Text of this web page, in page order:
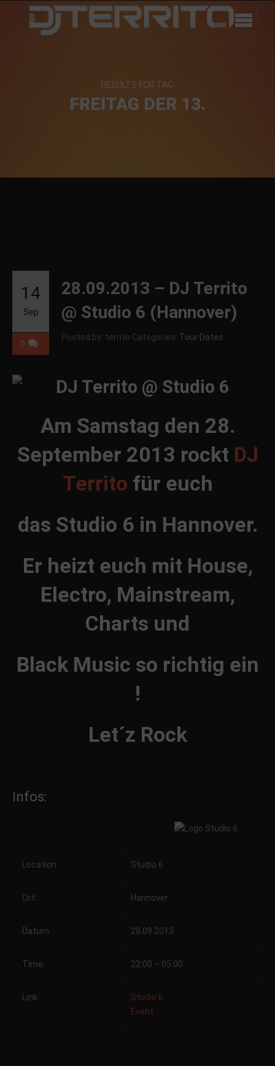
RESULTS FOR TAG:
FREITAG DER 13.
28.09.2013 – DJ Territo
@ Studio 6 (Hannover)
Posted by: territo Categories: Tour Dates
14
Sep
0
Am Samstag den 28.
September 2013 rockt DJ
Territo für euch
das Studio 6 in Hannover.
Er heizt euch mit House,
Electro, Mainstream,
Charts und
Black Music so richtig ein
!
Let´z Rock
Infos:
Location: Studio 6
Ort: Hannover
Datum: 28.09.2013
Time: 22:00 – 05:00
Link:
Studio 6
Event